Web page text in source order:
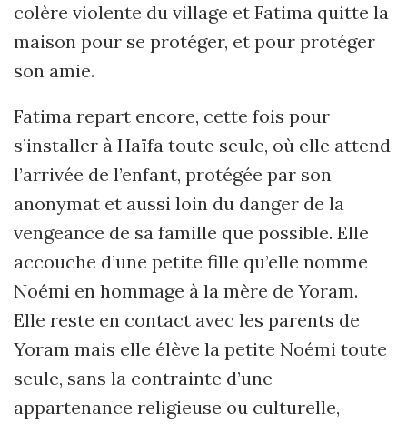
colère violente du village et Fatima quitte la
maison pour se protéger, et pour protéger
son amie.
Fatima repart encore, cette fois pour
s’installer à Haïfa toute seule, où elle attend
l’arrivée de l’enfant, protégée par son
anonymat et aussi loin du danger de la
vengeance de sa famille que possible. Elle
accouche d’une petite fille qu’elle nomme
Noémi en hommage à la mère de Yoram.
Elle reste en contact avec les parents de
Yoram mais elle élève la petite Noémi toute
seule, sans la contrainte d’une
appartenance religieuse ou culturelle,